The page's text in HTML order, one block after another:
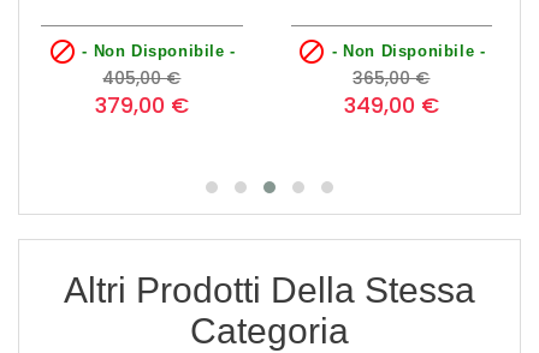
 - Non Disponibile -
Prezzo
base
405,00 €Prezzo
379,00 €
 - Non Disponibile -
Prezzo
base
365,00 €Prezzo
349,00 €
Altri Prodotti Della Stessa
Categoria